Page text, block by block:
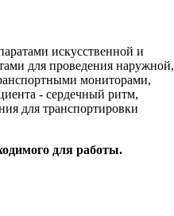
искусственной и
для проведения наружной,
мониторами,
- сердечный ритм,
для транспортировки
для работы.